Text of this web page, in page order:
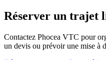
Réserver un trajet
Contactez Phocea VTC pour
un devis ou prévoir une mise à